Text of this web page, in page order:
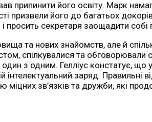
припинити його освіту. Марк
його до багатьох
просить секретаря заощадити
та нових знайомств, але й
спілкувалися та обговорювали
з одним. Гелліус констатує,
інтелектуальний заряд.
зв’язків та дружби, які